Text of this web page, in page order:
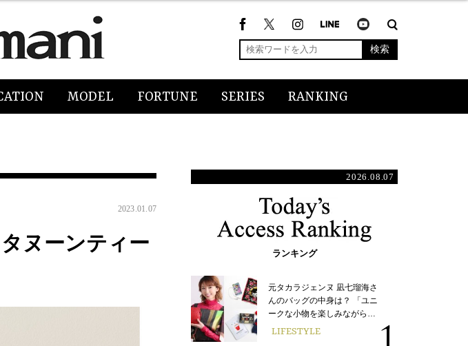
検索
MODEL FORTUNE SERIES RANKING
2023.01.07
ヌーンティー
2026.08.07
ランキング
元タカラジェンヌ 凪七瑠海さ
んのバッグの中身は？ 「ユニ
ークな小物を楽しみながら…
LIFESTYLE